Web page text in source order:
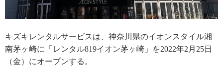
キズキレンタルサービスは、神奈川県のイオンスタイル湘
南茅ヶ崎に「レンタル819イオン茅ヶ崎」を2022年2月25日
（金）にオープンする。